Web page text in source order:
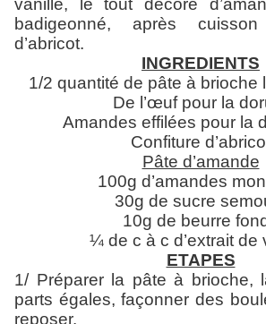
vanille, le tout décoré
badigeonné, après
d’abricot.
INGREDIENTS
1/2 quantité de pâte à brioche
De l’œuf pour la
Amandes effilées pour la
Confiture
Pâte d’amande
100g d’amandes
30g de sucre
10g de beurre
¼ de c à c d’extrait de
ETAPES
1/ Préparer la pâte à brioche,
parts égales, façonner des
reposer.